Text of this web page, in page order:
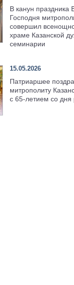
В канун праздника
Господня
совершил
храме Казанской
семинарии
15.05.2026
Патриаршее
митрополиту
с 65-летием со дня